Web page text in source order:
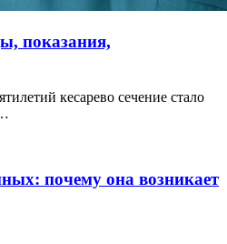
показания,
кесарево сечение стало
почему она возникает